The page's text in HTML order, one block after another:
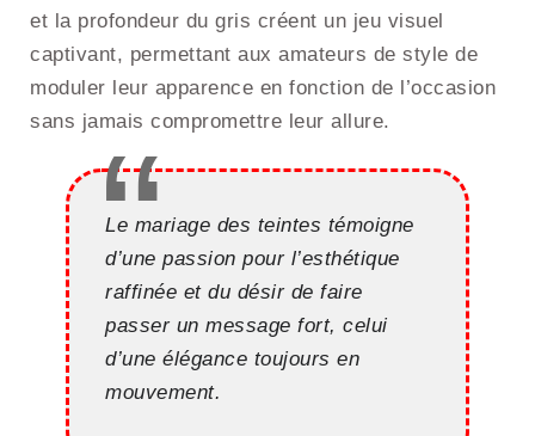
et la profondeur du gris créent un jeu visuel
captivant, permettant aux amateurs de style de
moduler leur apparence en fonction de l’occasion
sans jamais compromettre leur allure.
Le mariage des teintes témoigne
d’une passion pour l’esthétique
raffinée et du désir de faire
passer un message fort, celui
d’une élégance toujours en
mouvement.